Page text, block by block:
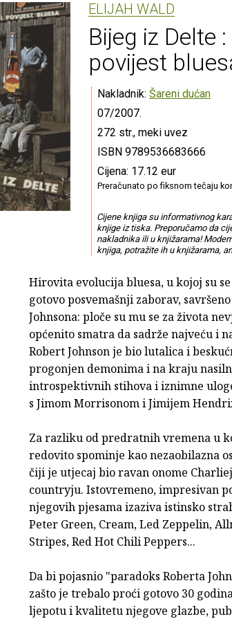
ELIJAH WALD
Bijeg iz Delte
povijest
Nakladnik: Šareni dućan
07/2007.
272 str., meki uvez
ISBN 9789536683666
Cijena: 17.12 eur
Preračunato po fiksnom tečaju
Cijene knjiga su informativnog
knjige iz tiska. Preporučamo da
nakladnika ili u knjižarama!
knjiga, potražite ih u knjižarama,
Hirovita evolucija bluesa, u kojoj su
gotovo posvemašnji zaborav,
Johnsona: ploče su mu se za života
općenito smatra da sadrže najveću i
Robert Johnson je bio lutalica i
progonjen demonima i na kraju
introspektivnih stihova i iznimne
s Jimom Morrisonom i Jimijem
Za razliku od predratnih vremena u
redovito spominje kao nezaobilazna
čiji je utjecaj bio ravan onome
countryju. Istovremeno, impresivan
njegovih pjesama izaziva istinsko
Peter Green, Cream, Led Zeppelin,
Stripes, Red Hot Chili Peppers...
Da bi pojasnio "paradoks Roberta
zašto je trebalo proći gotovo 30
ljepotu i kvalitetu njegove glazbe,